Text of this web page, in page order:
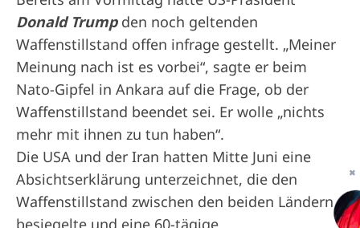
Donald Trumpden noch geltenden
Waffenstillstand offen infrage gestellt. „Meiner
Meinung nach ist es vorbei“, sagte er beim
Nato-Gipfel in Ankara auf die Frage, ob der
Waffenstillstand beendet sei. Er wolle „nichts
mehr mit ihnen zu tun haben“.
Die USA und der Iran hatten Mitte Juni eine
Absichtserklärung unterzeichnet, die den
Waffenstillstand zwischen den beiden Ländern
besiegelte und eine 60-tägige
✖